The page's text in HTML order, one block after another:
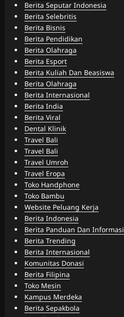
Berita Seputar Indonesia
Berita Selebritis
Berita Bisnis
Berita Pendidikan
Berita Olahraga
Berita Esport
Berita Kuliah Dan Beasiswa
Berita Olahraga
Berita Internasional
Berita India
Berita Viral
Dental Klinik
Travel Bali
Travel Bali
Travel Umroh
Travel Eropa
Toko Handphone
Toko Bambu
Website Peluang Kerja
Berita Indonesia
Berita Panduan Dan Informasi
Berita Trending
Berita Internasional
Komunitas Donasi
Berita Filipina
Toko Mesin
Kampus Merdeka
Berita Sepakbola